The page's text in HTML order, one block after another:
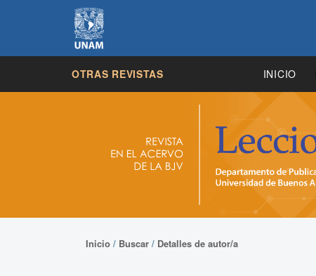
OTRAS REVISTAS INICIO
Inicio / Buscar / Detalles de autor/a